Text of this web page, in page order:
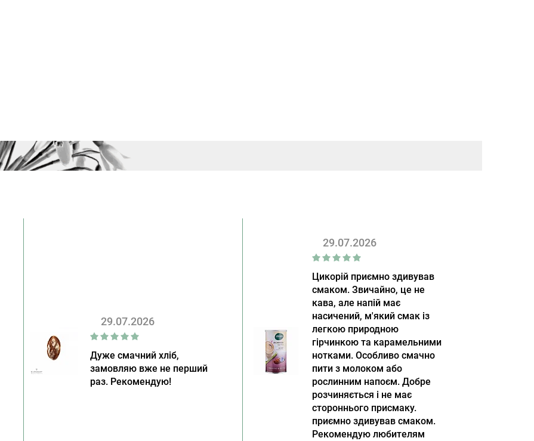
29.07.2026
Дуже смачний хліб,
замовляю вже не перший
раз. Рекомендую!
29.07.2026
Цикорій приємно здивував
смаком. Звичайно, це не
кава, але напій має
насичений, м'який смак із
легкою природною
гірчинкою та карамельними
нотками. Особливо смачно
пити з молоком або
рослинним напоєм. Добре
розчиняється і не має
стороннього присмаку.
приємно здивував смаком.
Рекомендую любителям